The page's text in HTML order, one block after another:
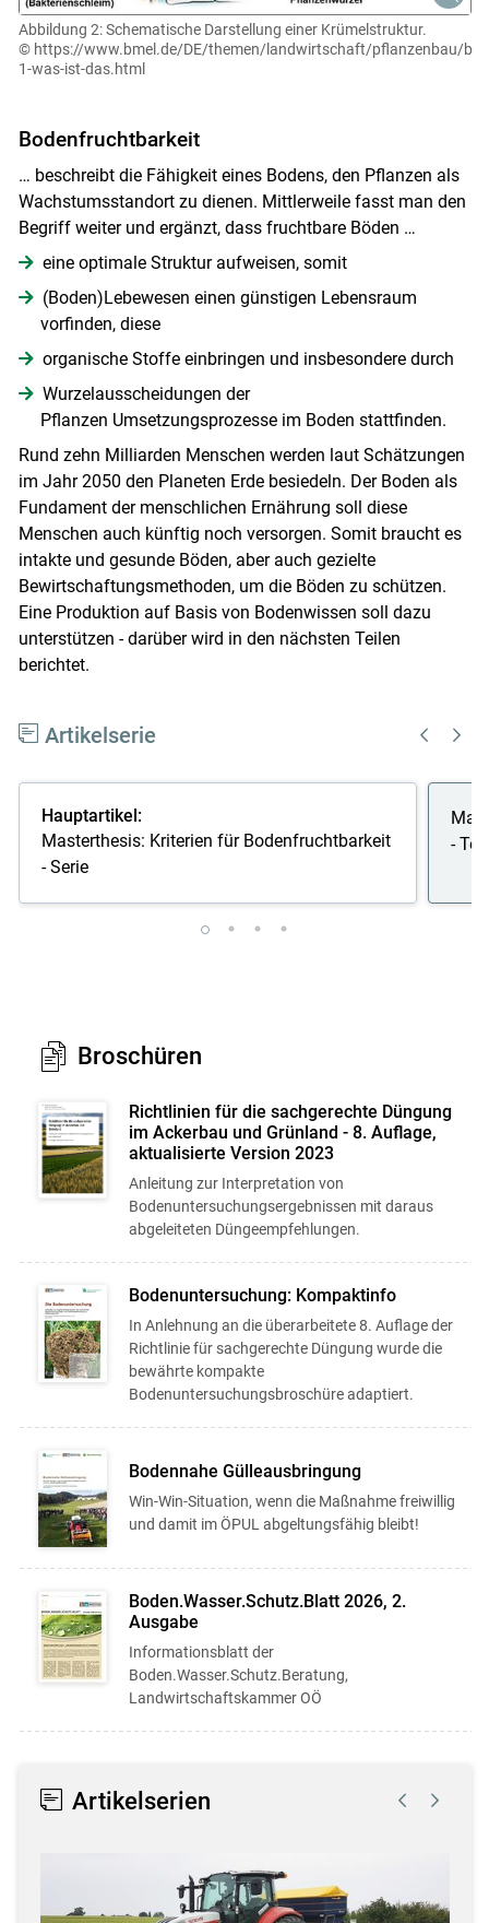
Abbildung 2: Schematische Darstellung einer Krümelstruktur.
© https://www.bmel.de/DE/themen/landwirtschaft/pflanzenbau/
1-was-ist-das.html
Bodenfruchtbarkeit
… beschreibt die Fähigkeit eines Bodens, den Pflanzen als
Wachstumsstandort zu dienen. Mittlerweile fasst man den
Begriff weiter und ergänzt, dass fruchtbare Böden …
eine optimale Struktur aufweisen, somit
(Boden)Lebewesen einen günstigen Lebensraum
vorfinden, diese
organische Stoffe einbringen und insbesondere durch
Wurzelausscheidungen der
Pflanzen Umsetzungsprozesse im Boden stattfinden.
Rund zehn Milliarden Menschen werden laut Schätzungen
im Jahr 2050 den Planeten Erde besiedeln. Der Boden als
Fundament der menschlichen Ernährung soll diese
Menschen auch künftig noch versorgen. Somit braucht es
intakte und gesunde Böden, aber auch gezielte
Bewirtschaftungsmethoden, um die Böden zu schützen.
Eine Produktion auf Basis von Bodenwissen soll dazu
unterstützen - darüber wird in den nächsten Teilen
berichtet.
Artikelserie
Hauptartikel:
Masterthesis: Kriterien für Bodenfruchtbarkeit
- Serie
-
Broschüren
Richtlinien für die sachgerechte Düngung
im Ackerbau und Grünland - 8. Auflage,
aktualisierte Version 2023
Anleitung zur Interpretation von
Bodenuntersuchungsergebnissen mit daraus
abgeleiteten Düngeempfehlungen.
Bodenuntersuchung: Kompaktinfo
In Anlehnung an die überarbeitete 8. Auflage der
Richtlinie für sachgerechte Düngung wurde die
bewährte kompakte
Bodenuntersuchungsbroschüre adaptiert.
Bodennahe Gülleausbringung
Win-Win-Situation, wenn die Maßnahme freiwillig
und damit im ÖPUL abgeltungsfähig bleibt!
Boden.Wasser.Schutz.Blatt 2026, 2.
Ausgabe
Informationsblatt der
Boden.Wasser.Schutz.Beratung,
Landwirtschaftskammer OÖ
Artikelserien